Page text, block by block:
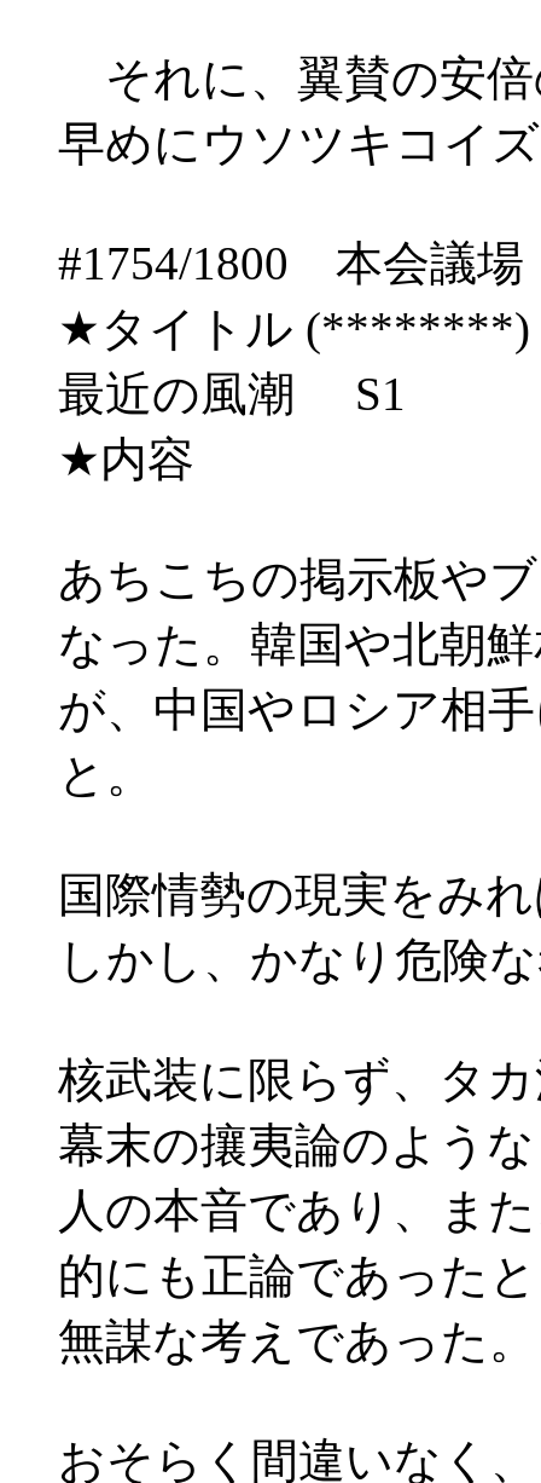
それに、翼賛の安倍
早めにウソツキコイ
#1754/1800 本会議
★タイトル (********)
最近の風潮 S1
★内容
あちこちの掲示板や
なった。韓国や北朝
が、中国やロシア相
と。
国際情勢の現実をみ
しかし、かなり危険
核武装に限らず、タ
幕末の攘夷論のよう
人の本音であり、ま
的にも正論であった
無謀な考えであった。
おそらく間違いなく